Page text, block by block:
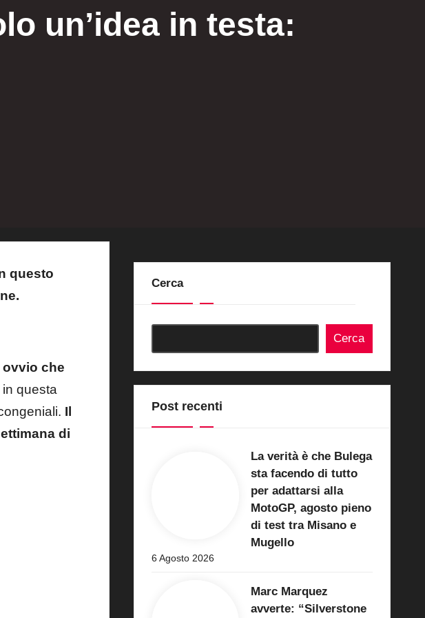
un’idea in testa:
questo
ovvio che
questa
Il
di
Cerca
Cerca
Post recenti
La verità è che Bulega
sta facendo di tutto
per adattarsi alla
MotoGP, agosto pieno
di test tra Misano e
Mugello
6 Agosto 2026
Marc Marquez
avverte: “Silverstone